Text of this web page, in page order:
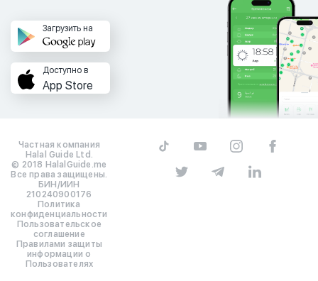
Загрузить на
Доступно в
App Store
Частная компания
Halal Guide Ltd.
© 2018 HalalGuide.me
Все права защищены.
БИН/ИИН
210240900176
Политика
конфиденциальности
Пользовательское
соглашение
Правилами защиты
информации о
Пользователях